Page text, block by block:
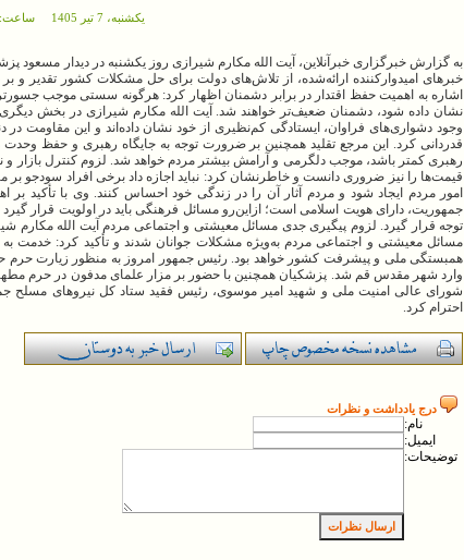
يکشنبه، 7 تير 1405 ساعت: 16:09
به گزارش خبرگزاری خبرآنلاین، آیت الله مکارم شیرازی روز یکشنبه در دیدار مسعود
خبرهای امیدوارکننده ارائه‌شده، از تلاش‌های دولت برای حل مشکلات کشور تقدیر و بر
اشاره به اهمیت حفظ اقتدار در برابر دشمنان اظهار کرد: هرگونه سستی موجب
نشان داده شود، دشمنان ضعیف‌تر خواهند شد. آیت الله مکارم شیرازی در بخش
وجود دشواری‌های فراوان، ایستادگی کم‌نظیری از خود نشان داده‌اند و این مقاومت
قدردانی کرد. این مرجع تقلید همچنین بر ضرورت توجه به جایگاه رهبری و حفظ
رهبری کمتر باشد، موجب دلگرمی و آرامش بیشتر مردم خواهد شد. لزوم کنترل بازار و
قیمت‌ها را نیز ضروری دانست و خاطرنشان کرد: نباید اجازه داد برخی افراد سودجو بر
امور مردم ایجاد شود و مردم آثار آن را در زندگی خود احساس کنند. وی با تأکید
جمهوریت، دارای هویت اسلامی است؛ ازاین‌رو مسائل فرهنگی باید در اولویت قرار
توجه قرار گیرد. لزوم پیگیری جدی مسائل معیشتی و اجتماعی مردم آیت الله مکارم
مسائل معیشتی و اجتماعی مردم به‌ویژه مشکلات جوانان شدند و تأکید کرد: خدمت
همبستگی ملی و پیشرفت کشور خواهد بود. رئیس جمهور امروز به منظور زیارت
وارد شهر مقدس قم شد. پزشکیان همچنین با حضور بر مزار علمای مدفون در حرم
شورای عالی امنیت ملی و شهید امیر موسوی، رئیس فقید ستاد کل نیروهای مسلح
احترام کرد.
درج يادداشت و نظرات
نام:
ايميل:
توضيحات: